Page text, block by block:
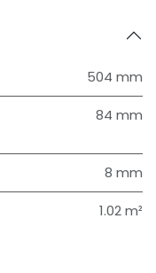
504 mm
84 mm
8 mm
1.02 m²